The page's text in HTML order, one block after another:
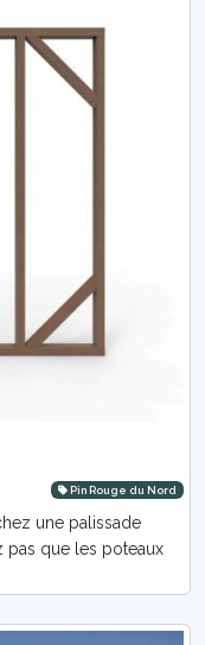
Pin Rouge du Nord
une palissade
pas que les poteaux